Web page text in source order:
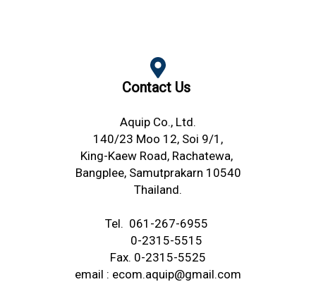
Contact Us
Aquip Co., Ltd.
140/23 Moo 12, Soi 9/1,
King-Kaew Road, Rachatewa,
Bangplee, Samutprakarn 10540
Thailand.
Tel. 061-267-6955
0-2315-5515
Fax. 0-2315-5525
email : ecom.aquip@gmail.com